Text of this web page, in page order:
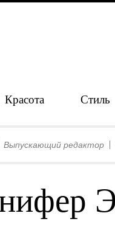
Красота Стиль
Выпускающий редактор